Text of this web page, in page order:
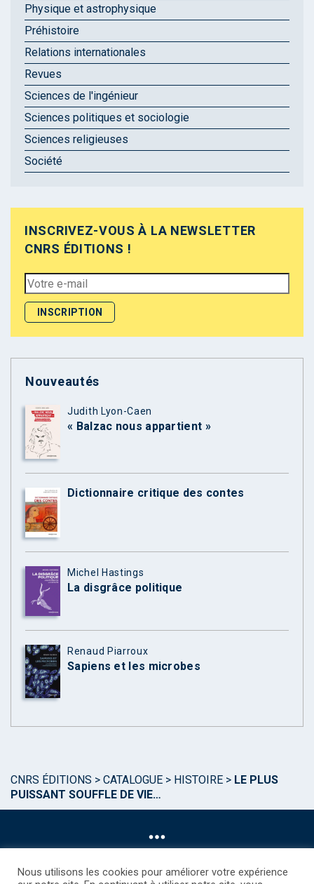
Physique et astrophysique
Préhistoire
Relations internationales
Revues
Sciences de l'ingénieur
Sciences politiques et sociologie
Sciences religieuses
Société
INSCRIVEZ-VOUS À LA NEWSLETTER
CNRS ÉDITIONS !
Nouveautés
Judith Lyon-Caen
« Balzac nous appartient »
Dictionnaire critique des contes
Michel Hastings
La disgrâce politique
Renaud Piarroux
Sapiens et les microbes
CNRS ÉDITIONS > CATALOGUE > HISTOIRE > LE PLUS
PUISSANT SOUFFLE DE VIE…
Nous utilisons les cookies pour améliorer votre expérience